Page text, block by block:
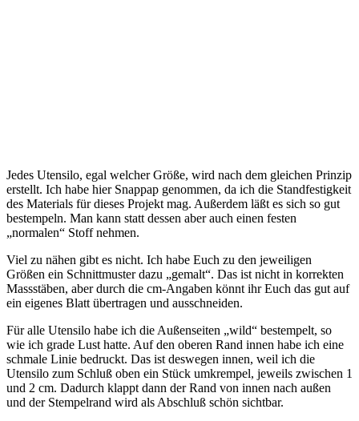
Jedes Utensilo, egal welcher Größe, wird nach dem gleichen Prinzip
erstellt. Ich habe hier Snappap genommen, da ich die Standfestigkeit
des Materials für dieses Projekt mag. Außerdem läßt es sich so gut
bestempeln. Man kann statt dessen aber auch einen festen
„normalen“ Stoff nehmen.
Viel zu nähen gibt es nicht. Ich habe Euch zu den jeweiligen
Größen ein Schnittmuster dazu „gemalt“. Das ist nicht in korrekten
Massstäben, aber durch die cm-Angaben könnt ihr Euch das gut auf
ein eigenes Blatt übertragen und ausschneiden.
Für alle Utensilo habe ich die Außenseiten „wild“ bestempelt, so
wie ich grade Lust hatte. Auf den oberen Rand innen habe ich eine
schmale Linie bedruckt. Das ist deswegen innen, weil ich die
Utensilo zum Schluß oben ein Stück umkrempel, jeweils zwischen 1
und 2 cm. Dadurch klappt dann der Rand von innen nach außen
und der Stempelrand wird als Abschluß schön sichtbar.